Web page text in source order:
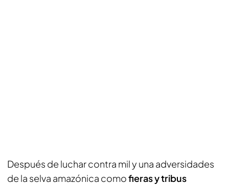
Después de luchar contra mil y una adversidades
de la selva amazónica comofieras y tribus